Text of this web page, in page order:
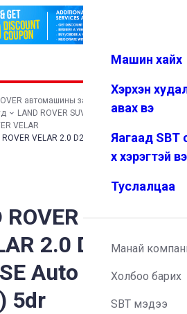
Дуртай Цэс
Машин хайх
Хэрхэн
авах вэ
Яагаад SBT
х хэрэгтэй
Туслалцаа
Манай
Холбоо барих
SBT мэдээ
автомашины загварууд
LAND ROVER SUV
VELAR
VELAR 2.0 D240 R-Dynamic HSE
RANGE
2.0 D240 R-
Auto 4WD
5dr